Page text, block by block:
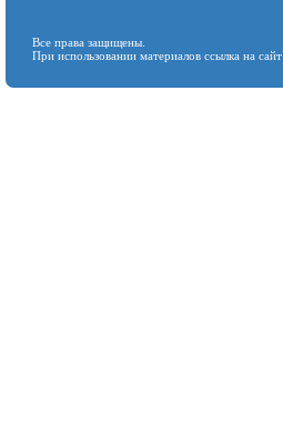
Все права защищены.
При использовании материалов ссылка на сайт